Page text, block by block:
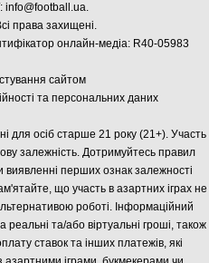
info@football.ua.
права захищені.
онлайн-медіа: R40-05983
сайтом
та персональних даних
для осіб старше 21 року (21+). Участь
залежність. Дотримуйтесь правил
виявленні перших ознак залежності
що участь в азартних іграх не
роботі. Інформаційний
та/або віртуальні гроші, також
ставок та інших платежів, які